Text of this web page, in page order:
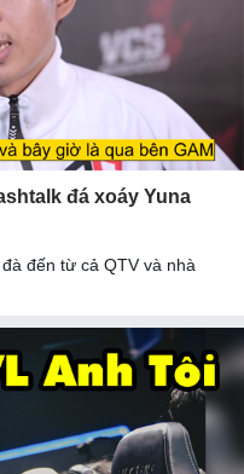
đá xoáy Yuna
đến từ cả QTV và nhà